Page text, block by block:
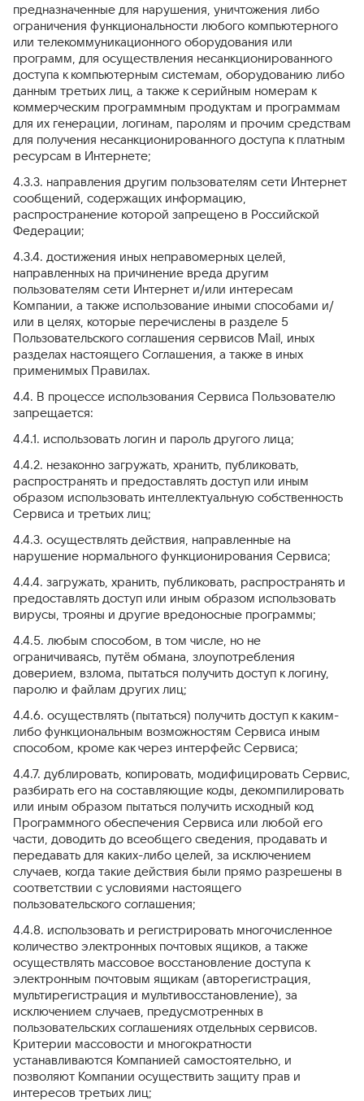
предназначенные для нарушения, уничтожения либо
ограничения функциональности любого компьютерного
или телекоммуникационного оборудования или
программ, для осуществления несанкционированного
доступа к компьютерным системам, оборудованию либо
данным третьих лиц, а также к серийным номерам к
коммерческим программным продуктам и программам
для их генерации, логинам, паролям и прочим средствам
для получения несанкционированного доступа к платным
ресурсам в Интернете;
4.3.3. направления другим пользователям сети Интернет
сообщений, содержащих информацию,
распространение которой запрещено в Российской
Федерации;
4.3.4. достижения иных неправомерных целей,
направленных на причинение вреда другим
пользователям сети Интернет и/или интересам
Компании, а также использование иными способами и/
или в целях, которые перечислены в разделе 5
Пользовательского соглашения сервисов Mail, иных
разделах настоящего Соглашения, а также в иных
применимых Правилах.
4.4. В процессе использования Сервиса Пользователю
запрещается:
4.4.1. использовать логин и пароль другого лица;
4.4.2. незаконно загружать, хранить, публиковать,
распространять и предоставлять доступ или иным
образом использовать интеллектуальную собственность
Сервиса и третьих лиц;
4.4.3. осуществлять действия, направленные на
нарушение нормального функционирования Сервиса;
4.4.4. загружать, хранить, публиковать, распространять и
предоставлять доступ или иным образом использовать
вирусы, трояны и другие вредоносные программы;
4.4.5. любым способом, в том числе, но не
ограничиваясь, путём обмана, злоупотребления
доверием, взлома, пытаться получить доступ к логину,
паролю и файлам других лиц;
4.4.6. осуществлять (пытаться) получить доступ к каким-
либо функциональным возможностям Сервиса иным
способом, кроме как через интерфейс Сервиса;
4.4.7. дублировать, копировать, модифицировать Сервис,
разбирать его на составляющие коды, декомпилировать
или иным образом пытаться получить исходный код
Программного обеспечения Сервиса или любой его
части, доводить до всеобщего сведения, продавать и
передавать для каких-либо целей, за исключением
случаев, когда такие действия были прямо разрешены в
соответствии с условиями настоящего
пользовательского соглашения;
4.4.8. использовать и регистрировать многочисленное
количество электронных почтовых ящиков, а также
осуществлять массовое восстановление доступа к
электронным почтовым ящикам (авторегистрация,
мультирегистрация и мультивосстановление), за
исключением случаев, предусмотренных в
пользовательских соглашениях отдельных сервисов.
Критерии массовости и многократности
устанавливаются Компанией самостоятельно, и
позволяют Компании осуществить защиту прав и
интересов третьих лиц;